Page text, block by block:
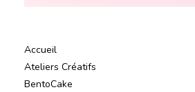
Accueil
Ateliers Créatifs
BentoCake